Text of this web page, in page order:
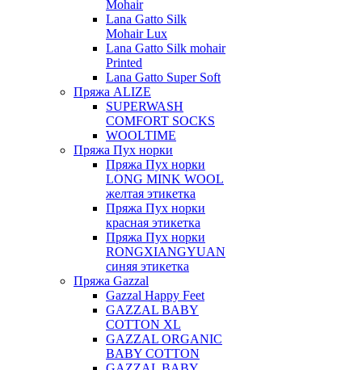
Mohair
Lana Gatto Silk
Mohair Lux
Lana Gatto Silk mohair
Printed
Lana Gatto Super Soft
Пряжа ALIZE
SUPERWASH
COMFORT SOCKS
WOOLTIME
Пряжа Пух норки
Пряжа Пух норки
LONG MINK WOOL
желтая этикетка
Пряжа Пух норки
красная этикетка
Пряжа Пух норки
RONGXIANGYUAN
синяя этикетка
Пряжа Gazzal
Gazzal Happy Feet
GAZZAL BABY
COTTON XL
GAZZAL ORGANIC
BABY COTTON